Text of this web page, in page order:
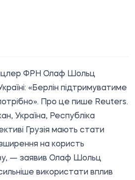
ФРН Олаф Шольц
«Берлін підтримуватиме
потрібно». Про це пише Reuters.
Україна, Республіка
Грузія мають стати
на користь
— заявив Олаф Шольц
використати вплив